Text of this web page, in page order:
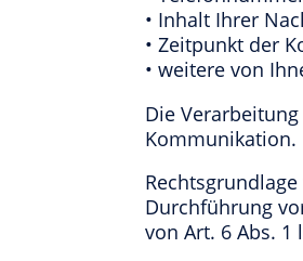
• Inhalt Ihrer
• Zeitpunkt der
• weitere von
Die
Kommunikation.
Durchführung
von Art. 6 Abs. 1